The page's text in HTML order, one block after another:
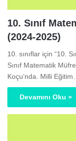
10. Sınıf
(2024-2025)
10. sınıflar için “10.
Sınıf Matematik
Koçu’nda. Milli Eğitim…
Devamını Oku »